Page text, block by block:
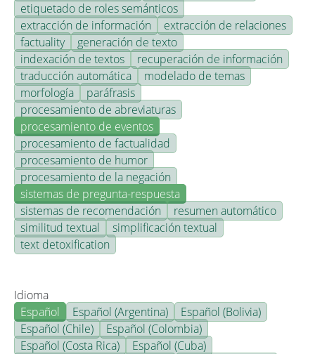
etiquetado de roles semánticos
extracción de información
extracción de relaciones
factuality
generación de texto
indexación de textos
recuperación de información
traducción automática
modelado de temas
morfología
paráfrasis
procesamiento de abreviaturas
procesamiento de eventos
procesamiento de factualidad
procesamiento de humor
procesamiento de la negación
sistemas de pregunta-respuesta
sistemas de recomendación
resumen automático
similitud textual
simplificación textual
text detoxification
Idioma
Español
Español (Argentina)
Español (Bolivia)
Español (Chile)
Español (Colombia)
Español (Costa Rica)
Español (Cuba)